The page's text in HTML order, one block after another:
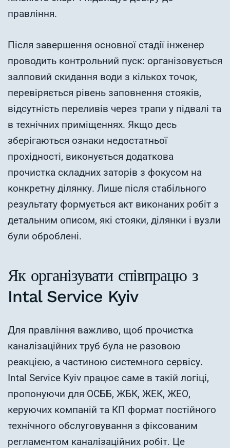
правління.
Після завершення основної стадії інженер
проводить контрольний пуск: організовується
залповий скидання води з кількох точок,
перевіряється рівень заповнення стояків,
відсутність переливів через трапи у підвалі та
в технічних приміщеннях. Якщо десь
зберігаються ознаки недостатньої
прохідності, виконується додаткова
прочистка складних заторів з фокусом на
конкретну ділянку. Лише після стабільного
результату формується акт виконаних робіт з
детальним описом, які стояки, ділянки і вузли
були оброблені.
Як організувати співпрацю з
Intal Service Kyiv
Для правління важливо, щоб прочистка
каналізаційних труб була не разовою
реакцією, а частиною системного сервісу.
Intal Service Kyiv працює саме в такій логіці,
пропонуючи для ОСББ, ЖБК, ЖЕК, ЖЕО,
керуючих компаній та КП формат постійного
технічного обслуговування з фіксованим
регламентом каналізаційних робіт. Це